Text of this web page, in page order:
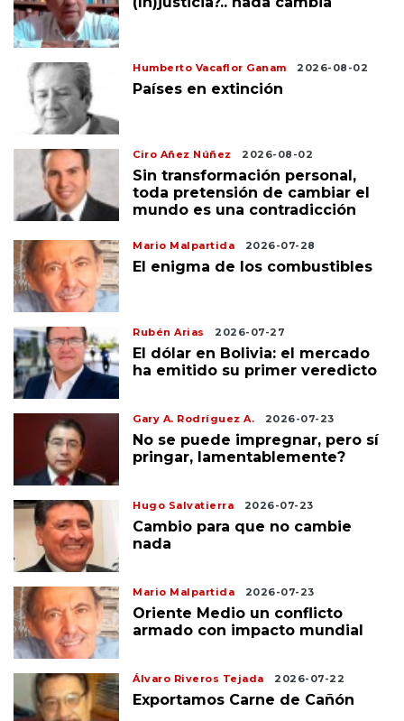
Humberto Vacaflor Ganam 2026-08-02
Países en extinción
Ciro Añez Núñez 2026-08-02
Sin transformación personal,
toda pretensión de cambiar el
mundo es una contradicción
Mario Malpartida 2026-07-28
El enigma de los combustibles
Rubén Arias 2026-07-27
El dólar en Bolivia: el mercado
ha emitido su primer veredicto
Gary A. Rodríguez A. 2026-07-23
No se puede impregnar, pero sí
pringar, lamentablemente?
Hugo Salvatierra 2026-07-23
Cambio para que no cambie
nada
Mario Malpartida 2026-07-23
Oriente Medio un conflicto
armado con impacto mundial
Álvaro Riveros Tejada 2026-07-22
Exportamos Carne de Cañón